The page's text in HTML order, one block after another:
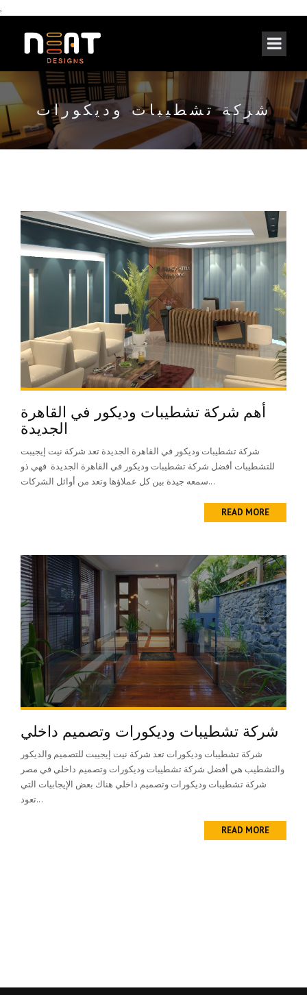
,
شركة تشطيبات وديكورات
أهم شركة تشطيبات وديكور في القاهرة
الجديدة
شركة تشطيبات وديكور في القاهرة الجديدة تعد شركة نيت إيجيبت
للتشطيبات أفضل شركة تشطيبات وديكور في القاهرة الجديدة فهي ذو
سمعه جيدة بين كل عملاؤها وتعد من أوائل الشركات...
READ MORE
شركة تشطيبات وديكورات وتصميم داخلي
شركة تشطيبات وديكورات تعد شركة نيت إيجيبت للتصميم والديكور
والتشطيب هي أفضل شركة تشطيبات وديكورات وتصميم داخلي في مصر
شركة تشطيبات وديكورات وتصميم داخلي هناك بعض الإيجابيات التي
تعود...
READ MORE